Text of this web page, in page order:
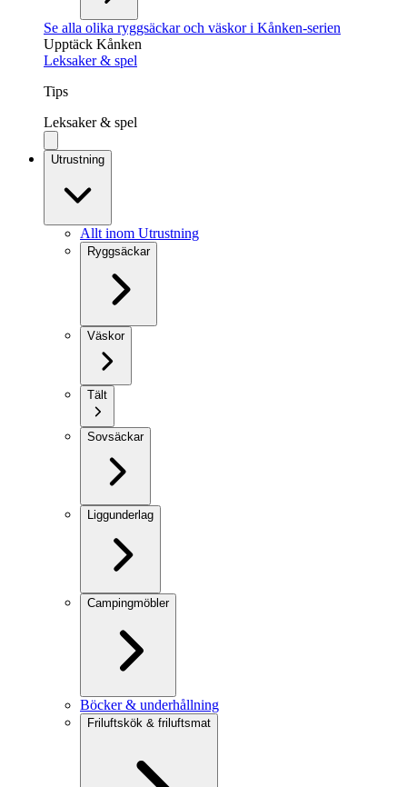
Se alla olika ryggsäckar och väskor i Kånken-serien
Upptäck Kånken
Leksaker & spel
Tips
Leksaker & spel
Utrustning
Allt inom Utrustning
Ryggsäckar
Väskor
Tält
Sovsäckar
Liggunderlag
Campingmöbler
Böcker & underhållning
Friluftskök & friluftsmat